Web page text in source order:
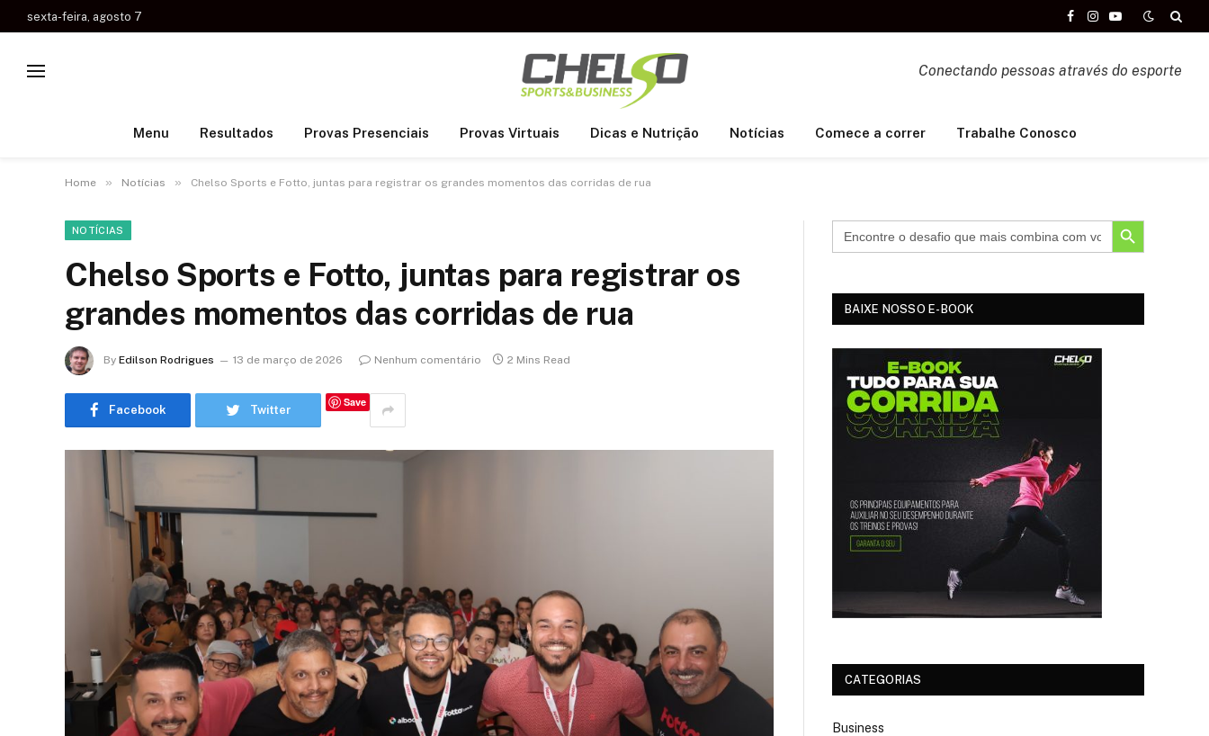
sexta-feira, agosto 7
Facebook
Instagram
YouTube
Conectando pessoas através do esporte
Menu Resultados Provas Presenciais Provas Virtuais Dicas e Nutrição Notícias Comece a correr Trabalhe Conosco
Home » Notícias » Chelso Sports e Fotto, juntas para registrar os grandes momentos das corridas de rua
NOTÍCIAS
Chelso Sports e Fotto, juntas para registrar os
grandes momentos das corridas de rua
By Edilson Rodrigues 13 de março de 2026 Nenhum comentário 2 Mins Read
Facebook Twitter
Save
SEARCH BUTTON
BAIXE NOSSO E-BOOK
CATEGORIAS
Business